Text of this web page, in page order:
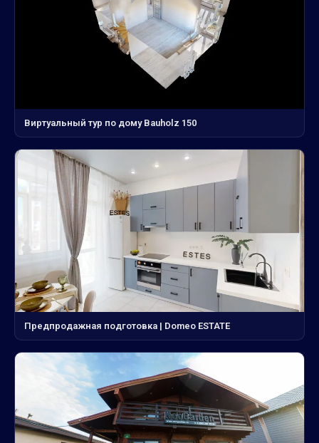
Виртуальный тур по дому Bauholz 150
Предпродажная подготовка | Domeo ESTATE